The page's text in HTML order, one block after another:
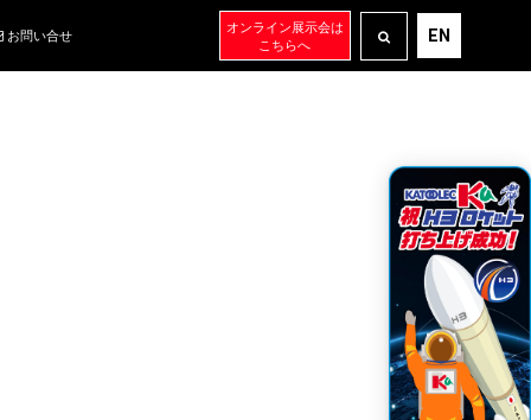
お問い合せ
オンライン展示会は
こちらへ
EN